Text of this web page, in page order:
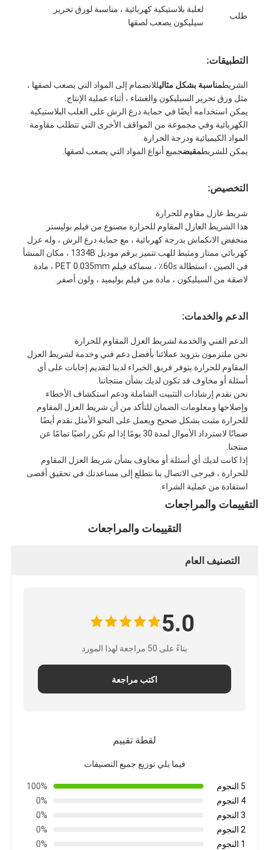
جولة في المعمل
اتصل بنا
شريط عازل لاصق
شريط عزل قماش زجاجي
شريط لاصق من القماش الزجاجي
شريط لاصق فيلم بوليميد
شريط لاصق رقائق الألومنيوم
شريط من القماش الزجاجي المصنوع من رقائق الألومنيوم
شريط احباط سكريم
شريط لاصق من القماش
شريط لاصق مزدوج الجوانب
الشريط اللاصق PET
صب الاستثمار الدقيق
لوح العزل الكهربائي
طلب
لعلبة بلاستيكية كهربائية ، مناسبة لورق تحرير
سيليكون يصعب لصقها
التطبيقات:
الشريطمناسبة بشكل مثاليللانضمام إلى المواد التي يصعب لصقها ،
مثل ورق تحرير السيليكون والغشاء ، أثناء عملية الإنتاج.
يمكن استخدامه أيضًا في حماية درع الرش على العلب البلاستيكية
الكهربائية وفي مجموعة من المواقف الأخرى التي تتطلب مقاومة
المواد الكيميائية ودرجة الحرارة.
يمكن للشريطمقبضجميع أنواع المواد التي يصعب لصقها.
التخصيص:
شريط عازل مقاوم للحرارة
هذا الشريط العازل المقاوم للحرارة مصنوع من فيلم بوليستر
منخفض الانكماش بدرجة كهربائية ، مع حماية درع الرش ، وله عزل
كهربائي ممتاز ومثبط للهب.تتميز برقم موديل 1334B ، مكان المنشأ
في الصين ، استطالة ≥60٪ ، سماكة فيلم PET 0.035mm ، مادة
لاصقة من السيليكون ، مادة من فيلم بوليميد ، ولون أصفر.
الدعم والخدمات:
الدعم الفني والخدمة لشريط العزل المقاوم للحرارة
نحن ملتزمون بتزويد عملائنا بأفضل دعم فني وخدمة لشريط العزل
المقاوم للحرارة.يتوفر فريق الخبراء لدينا لتقديم إجابات على أي
أسئلة أو مخاوف قد تكون لديك بشأن منتجاتنا.
نحن نقدم إرشادات التثبيت الشاملة ودعم استكشاف الأخطاء
وإصلاحها ومعلومات الضمان للتأكد من أن شريط العزل المقاوم
للحرارة مثبت بشكل صحيح ويعمل على النحو الأمثل.نقدم أيضًا
ضمانًا لاسترداد الأموال لمدة 30 يومًا إذا لم تكن راضيًا تمامًا عن
منتجنا.
إذا كانت لديك أي أسئلة أو مخاوف بشأن شريط العزل المقاوم
للحرارة ، فيرجى الاتصال بنا.نتطلع إلى مساعدتك في تحقيق أقصى
استفادة من عملية الشراء.
التقييمات والمراجعات
التقييمات والمراجعات
التصنيف العام
5.0
بناءً على 50 مراجعة لهذا المورد
اكتب مراجعة
لقطة تقييم
فيما يلي توزيع جميع التصنيفات
5 النجوم
100%
4 النجوم
0%
3 النجوم
0%
2 النجوم
0%
1 النجوم
0%